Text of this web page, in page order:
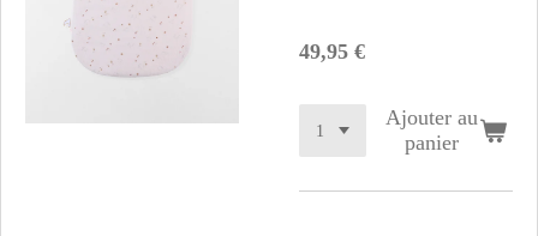
49,95 €
Ajouter au
panier